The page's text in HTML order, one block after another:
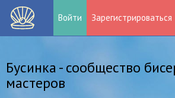
Войти Зарегистрироваться
Бусинка - сообщество
мастеров